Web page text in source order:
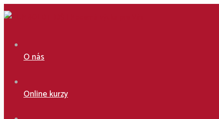
O nás
Online kurzy